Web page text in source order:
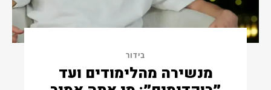
בידור
מנשירה מהלימודים ועד